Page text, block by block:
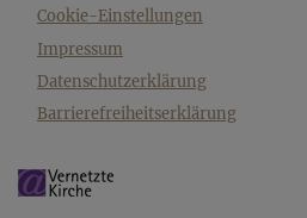
Cookie-Einstellungen
Impressum
Datenschutzerklärung
Barrierefreiheitserklärung